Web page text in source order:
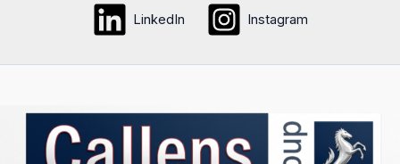
options
être
sur
page
du
LinkedIn Instagram